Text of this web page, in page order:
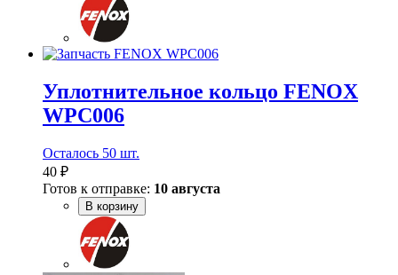
Уплотнительное кольцо FENOX
WPC006
Осталось 50 шт.
40 ₽
Готов к отправке: 10 августа
В корзину